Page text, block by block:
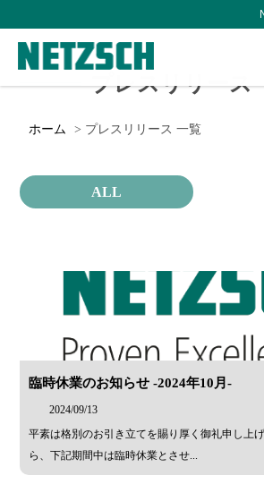
プレスリリース
ホーム プレスリリース 一覧
ALL
臨時休業のお知らせ -2024年10月-
2024/09/13
平素は格別のお引き立てを賜り厚く御礼申し上
ら、下記期間中は臨時休業とさせ...